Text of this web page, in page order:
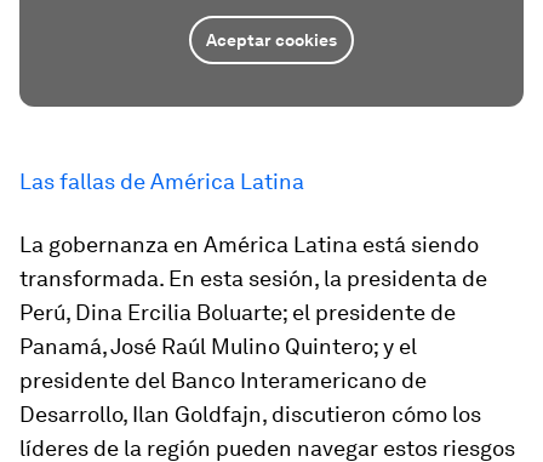
Aceptar cookies
Las fallas de América Latina
La gobernanza en América Latina está siendo
transformada. En esta sesión, la presidenta de
Perú, Dina Ercilia Boluarte; el presidente de
Panamá, José Raúl Mulino Quintero; y el
presidente del Banco Interamericano de
Desarrollo, Ilan Goldfajn, discutieron cómo los
líderes de la región pueden navegar estos riesgos